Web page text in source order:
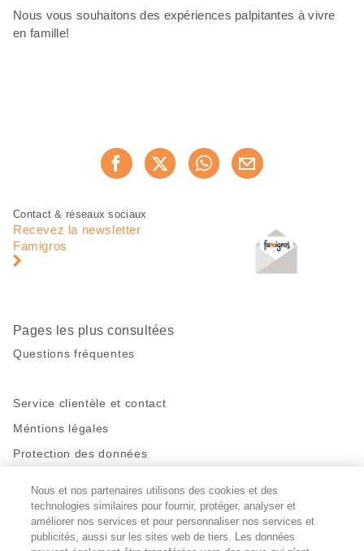
Nous vous souhaitons des expériences palpitantes à vivre
en famille!
Recommander maintenant
Pied
page
Navigation
pied
Contact & réseaux sociaux
Recevez la newsletter
Famigros
Pages les plus consultées
Questions fréquentes
Service clientèle et contact
Méntions légales
Protection des données
Restez en contact!
Facebook
http://twitter.com/migros
https://www.youtube.com/user/
PinterestInstagram
Nous et nos partenaires utilisons des cookies et des
technologies similaires pour fournir, protéger, analyser et
améliorer nos services et pour personnaliser nos services et
publicités, aussi sur les sites web de tiers. Les données